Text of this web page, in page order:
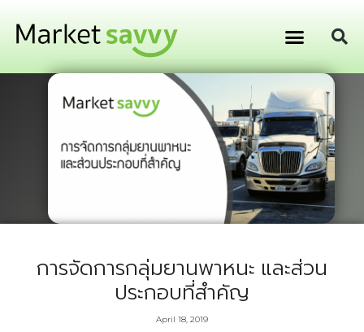
การจัดการกลุ่มยานพาหนะ และส่วน
ประกอบที่สำคัญ
April 18, 2019